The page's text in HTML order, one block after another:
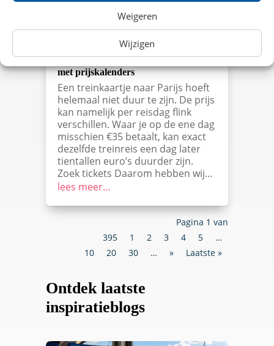
Weigeren
Wijzigen
Vergelijk treinkaartjes naar Parijs
met prijskalenders
Een treinkaartje naar Parijs hoeft
helemaal niet duur te zijn. De prijs
kan namelijk per reisdag flink
verschillen. Waar je op de ene dag
misschien €35 betaalt, kan exact
dezelfde treinreis een dag later
tientallen euro’s duurder zijn.
Zoek tickets Daarom hebben wij…
lees meer…
Pagina 1 van
395
1 2 3 4 5
…
10
20 30 … » Laatste »
Ontdek laatste
inspiratieblogs